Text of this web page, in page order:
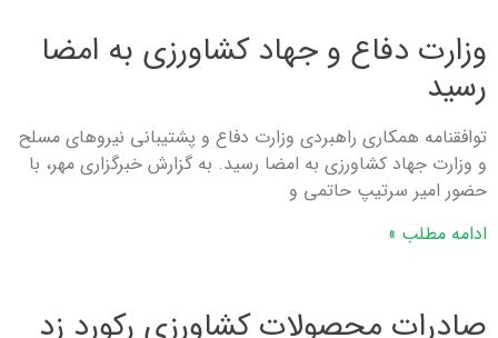
وزارت دفاع و جهاد کشاورزی به امضا
رسید
توافقنامه همکاری راهبردی وزارت دفاع و پشتیبانی نیروهای مسلح
و وزارت جهاد کشاورزی به امضا رسید. به گزارش خبرگزاری مهر، با
حضور امیر سرتیپ حاتمی و
ادامه مطلب »
صادرات محصولات کشاورزی رکورد زد